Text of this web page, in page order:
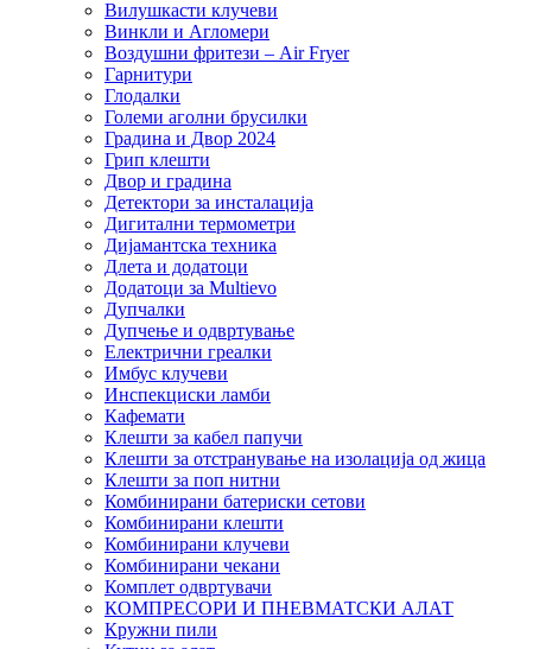
Вилушкасти клучеви
Винкли и Агломери
Воздушни фритези – Air Fryer
Гарнитури
Глодалки
Големи аголни брусилки
Градина и Двор 2024
Грип клешти
Двор и градина
Детектори за инсталација
Дигитални термометри
Дијамантска техника
Длета и додатоци
Додатоци за Multievo
Дупчалки
Дупчење и одвртување
Електрични греалки
Имбус клучеви
Инспекциски ламби
Кафемати
Клешти за кабел папучи
Клешти за отстранување на изолација од жица
Клешти за поп нитни
Комбинирани батериски сетови
Комбинирани клешти
Комбинирани клучеви
Комбинирани чекани
Комплет одвртувачи
КОМПРЕСОРИ И ПНЕВМАТСКИ АЛАТ
Кружни пили